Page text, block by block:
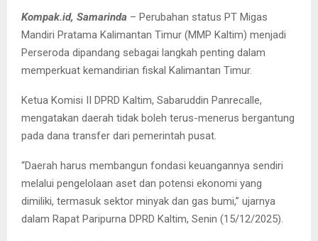
Kompak.id, Samarinda – Perubahan status PT Migas
Mandiri Pratama Kalimantan Timur (MMP Kaltim) menjadi
Perseroda dipandang sebagai langkah penting dalam
memperkuat kemandirian fiskal Kalimantan Timur.
Ketua Komisi II DPRD Kaltim, Sabaruddin Panrecalle,
mengatakan daerah tidak boleh terus-menerus bergantung
pada dana transfer dari pemerintah pusat.
“Daerah harus membangun fondasi keuangannya sendiri
melalui pengelolaan aset dan potensi ekonomi yang
dimiliki, termasuk sektor minyak dan gas bumi,” ujarnya
dalam Rapat Paripurna DPRD Kaltim, Senin (15/12/2025).